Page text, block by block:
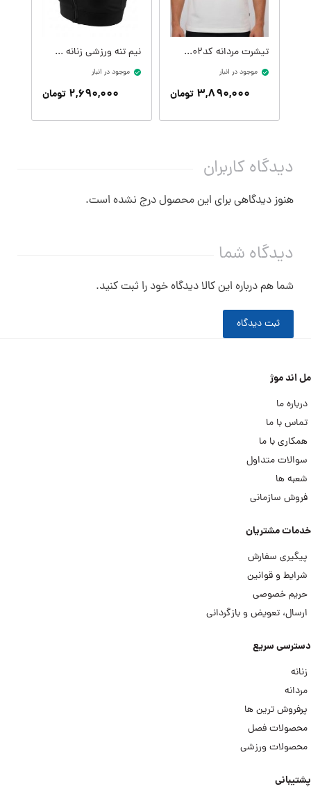
تیشرت مردانه کدM09414-002
موجود در انبار
۳,۸۹۰,۰۰۰ تومان
نیم تنه ورزشی زنانه کدW09399-001
موجود در انبار
۲,۶۹۰,۰۰۰ تومان
دیدگاه کاربران
هنوز دیدگاهی برای این محصول درج نشده است.
دیدگاه شما
شما هم درباره این کالا دیدگاه خود را ثبت کنید.
ثبت دیدگاه
مل اند موژ
درباره ما
تماس با ما
همکاری با ما
سوالات متداول
شعبه ها
فروش سازمانی
خدمات مشتریان
پیگیری سفارش
شرایط و قوانین
حریم خصوصی
ارسال، تعویض و بازگردانی
دسترسی سریع
زنانه
مردانه
پرفروش ترین ها
محصولات فصل
محصولات ورزشی
پشتیبانی